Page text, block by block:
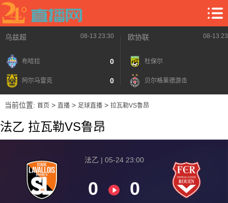
乌兹超 08-13 23:30
布哈拉 0
阿尔马雷克 0
欧协联 08-13
杜保尔
贝尔格莱德游击
当前位置: 首页> 直播> 足球直播> 拉瓦勒VS鲁昂
法乙 拉瓦勒VS鲁昂
法乙 | 05-24 23:00
0 0